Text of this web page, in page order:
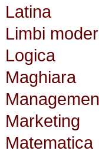
Latina
Limbi
Logica
Maghiara
Marketing
Matematica